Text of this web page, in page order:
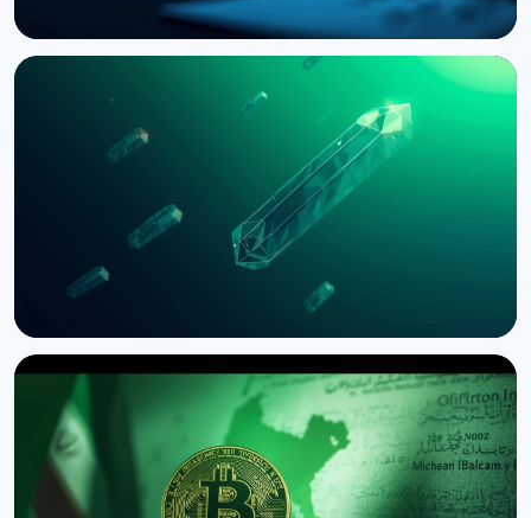
Bernstein попереджає про удар по крипторинку
через провал CLARITY Act у Сенаті
НОВИНА
SEC зупинила опціони Nasdaq на біткоїн через
позов CME
3 серпня 2026 р. 4 хв читання